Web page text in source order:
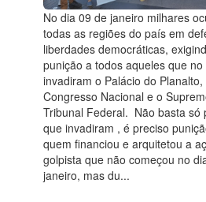
No dia 09 de janeiro milhares
todas as regiões do país em
liberdades democráticas,
punição a todos aqueles que no
invadiram o Palácio do Planalto,
Congresso Nacional e o
Tribunal Federal. Não basta só
que invadiram , é preciso
quem financiou e arquitetou a
golpista que não começou no
janeiro, mas du...